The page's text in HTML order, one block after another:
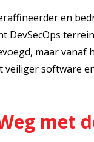
en
DevSecOps
maar vanaf
software
met